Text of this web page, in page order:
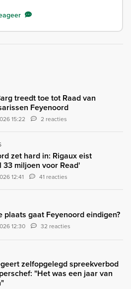
treedt toe tot Raad van
Feyenoord
15:22 2 reacties
zet hard in: Rigaux eist
33 miljoen voor Read'
12:41 41 reacties
plaats gaat Feyenoord eindigen?
12:30 32 reacties
zelfopgelegd spreekverbod
"Het was een jaar van